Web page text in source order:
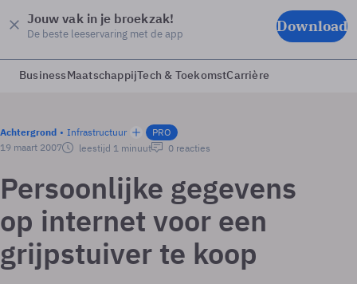
Jouw vak in je broekzak!
De beste leeservaring met de app Download
BusinessMaatschappijTech & ToekomstCarrière
Achtergrond Infrastructuur
PRO
19 maart 2007
leestijd 1 minuut 0 reacties
Persoonlijke gegevens
op internet voor een
grijpstuiver te koop